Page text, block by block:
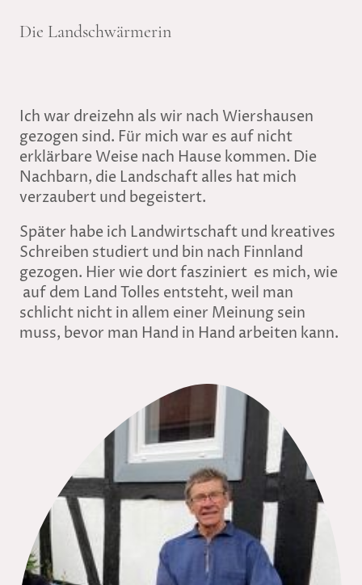
Die Landschwärmerin
Ich war dreizehn als wir nach Wiershausen
gezogen sind. Für mich war es auf nicht
erklärbare Weise nach Hause kommen. Die
Nachbarn, die Landschaft alles hat mich
verzaubert und begeistert.
Später habe ich Landwirtschaft und kreatives
Schreiben studiert und bin nach Finnland
gezogen. Hier wie dort fasziniert es mich, wie
auf dem Land Tolles entsteht, weil man
schlicht nicht in allem einer Meinung sein
muss, bevor man Hand in Hand arbeiten kann.